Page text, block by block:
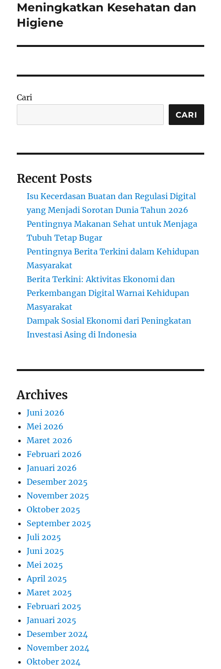
Meningkatkan Kesehatan dan
Higiene
Cari
CARI
Recent Posts
Isu Kecerdasan Buatan dan Regulasi Digital
yang Menjadi Sorotan Dunia Tahun 2026
Pentingnya Makanan Sehat untuk Menjaga
Tubuh Tetap Bugar
Pentingnya Berita Terkini dalam Kehidupan
Masyarakat
Berita Terkini: Aktivitas Ekonomi dan
Perkembangan Digital Warnai Kehidupan
Masyarakat
Dampak Sosial Ekonomi dari Peningkatan
Investasi Asing di Indonesia
Archives
Juni 2026
Mei 2026
Maret 2026
Februari 2026
Januari 2026
Desember 2025
November 2025
Oktober 2025
September 2025
Juli 2025
Juni 2025
Mei 2025
April 2025
Maret 2025
Februari 2025
Januari 2025
Desember 2024
November 2024
Oktober 2024